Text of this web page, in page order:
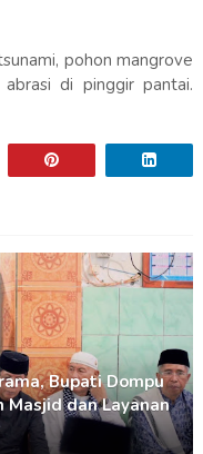
pohon mangrove
di pinggir pantai.
Bupati Dompu
Masjid dan Layanan